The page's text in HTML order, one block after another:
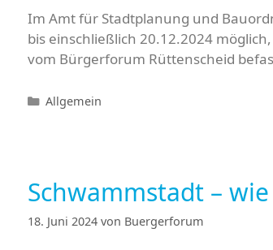
Im Amt für Stadtplanung und
bis einschließlich 20.12.2024
vom Bürgerforum Rüttenscheid
Kategorien
Allgemein
Schwammstadt –
18. Juni 2024 von Buergerforum